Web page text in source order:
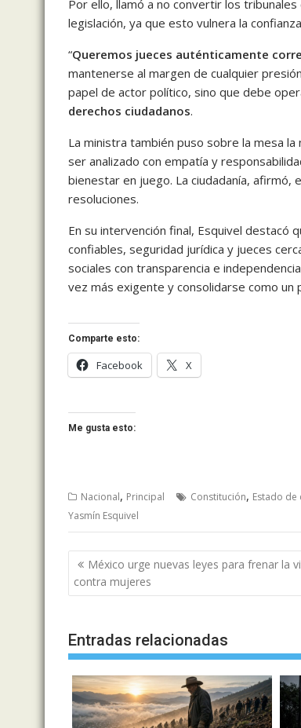
Por ello, llamó a no convertir los
legislación, ya que esto vulnera la
“Queremos jueces auténticamente
mantenerse al margen de cualquier
papel de actor político, sino que debe
derechos ciudadanos.
La ministra también puso sobre la mesa la
ser analizado con empatía y
bienestar en juego. La ciudadanía,
resoluciones.
En su intervención final, Esquivel destacó
confiables, seguridad jurídica y jueces
sociales con transparencia e
vez más exigente y consolidarse como un
Comparte esto:
Facebook X
Me gusta esto:
Nacional, Principal Constitución, Estado de
Yasmín Esquivel
Navegación
de
entradas
México urge nuevas leyes para frenar la
contra mujeres
Entradas relacionadas